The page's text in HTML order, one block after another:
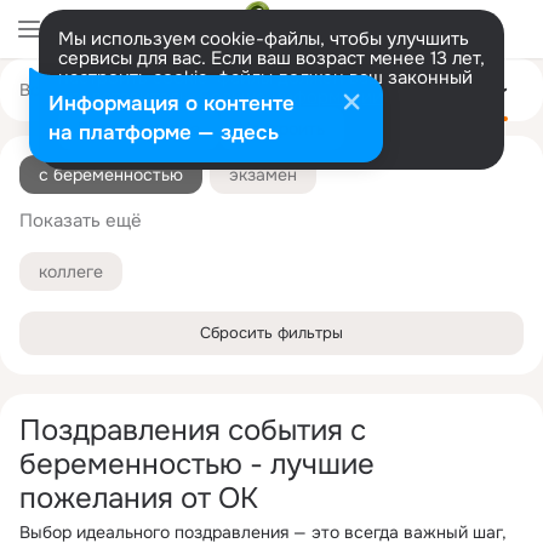
Мы используем cookie-файлы, чтобы улучшить
сервисы для вас. Если ваш возраст менее 13 лет,
настроить cookie-файлы должен ваш законный
представитель. Больше информации
Разрешить все Настроить
Поздравления события с
беременностью - лучшие
пожелания от ОК
Выбор идеального поздравления — это всегда важный шаг,
Все На свадьбу Ещё
с беременностью экзамен
приятного аппетита
с днем города
с первым зубиком
с покупкой машины с получением диплома
Показать ещё
коллеге
Сбросить фильтры
Информация о контенте
на платформе — здесь